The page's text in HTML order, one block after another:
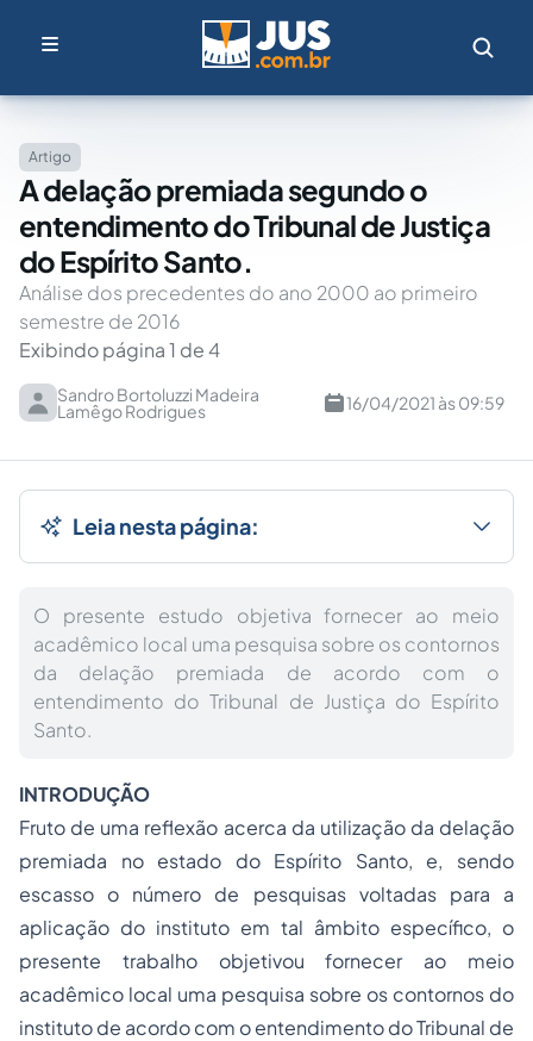
Artigo
A delação premiada segundo o
entendimento do Tribunal de Justiça
do Espírito Santo.
Análise dos precedentes do ano 2000 ao primeiro
semestre de 2016
Exibindo página 1 de 4
Sandro Bortoluzzi Madeira
Lamêgo Rodrigues 16/04/2021 às 09:59
Leia nesta página:
O presente estudo objetiva fornecer ao meio
acadêmico local uma pesquisa sobre os contornos
da delação premiada de acordo com o
entendimento do Tribunal de Justiça do Espírito
Santo.
INTRODUÇÃO
Fruto de uma reflexão acerca da utilização da delação
premiada no estado do Espírito Santo, e, sendo
escasso o número de pesquisas voltadas para a
aplicação do instituto em tal âmbito específico, o
presente trabalho objetivou fornecer ao meio
acadêmico local uma pesquisa sobre os contornos do
instituto de acordo com o entendimento do Tribunal de